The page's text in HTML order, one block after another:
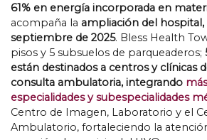
61% en energía incorporada en
acompaña la ampliación del hospital,
septiembre de 2025. Bless Health
pisos y 5 subsuelos de parqueaderos;
están destinados a centros y clínicas
consulta ambulatoria, integrando
especialidades y subespecialidades
Centro de Imagen, Laboratorio y el
Ambulatorio, fortaleciendo la